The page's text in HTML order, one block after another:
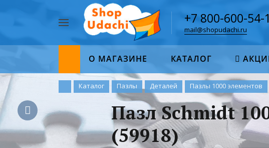
Найти
+7 800-600-54-
mail@shopudachi.ru
О МАГАЗИНЕ КАТАЛОГ
Каталог Пазлы Деталей Пазлы 1000 элементов
Пазл Schmidt
(59918)